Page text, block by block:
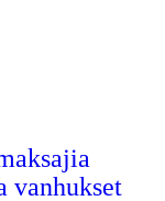
vanhukset